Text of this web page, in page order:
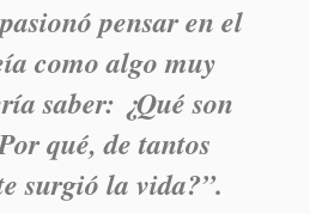
pensar en el
como algo muy
saber: ¿Qué son
qué, de tantos
surgió la vida?”.